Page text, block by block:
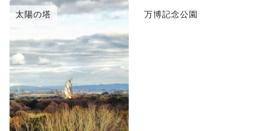
太陽の塔 万博記念公園